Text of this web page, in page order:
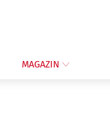
MAGAZIN